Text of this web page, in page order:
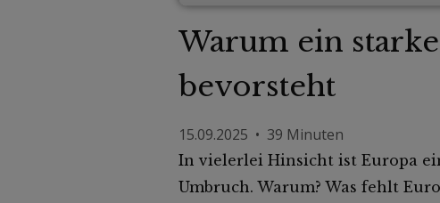
Warum ein
bevorsteht
15.09.2025 • 39 Minuten
In vielerlei Hinsicht ist Europa
Umbruch. Warum? Was fehlt